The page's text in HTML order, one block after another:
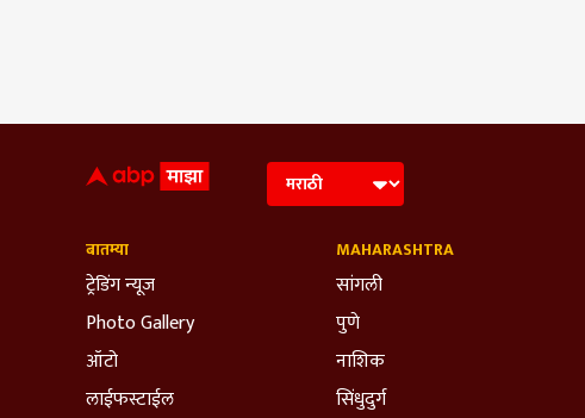
बातम्या
ट्रेडिंग न्यूज
Photo Gallery
ऑटो
लाईफस्टाईल
MAHARASHTRA
सांगली
पुणे
नाशिक
सिंधुदुर्ग